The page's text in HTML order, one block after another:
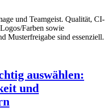
und Teamgeist. Qualität, CI-
Farben sowie
Musterfreigabe sind essenziell.
auswählen:
und